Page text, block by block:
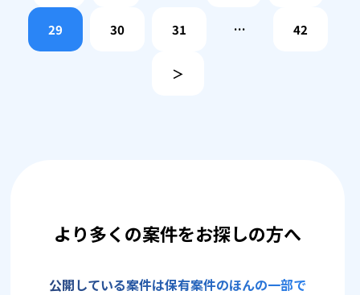
29 30 31 … 42
＞
より多くの案件をお探しの方へ
公開している案件は保有案件のほんの一部で